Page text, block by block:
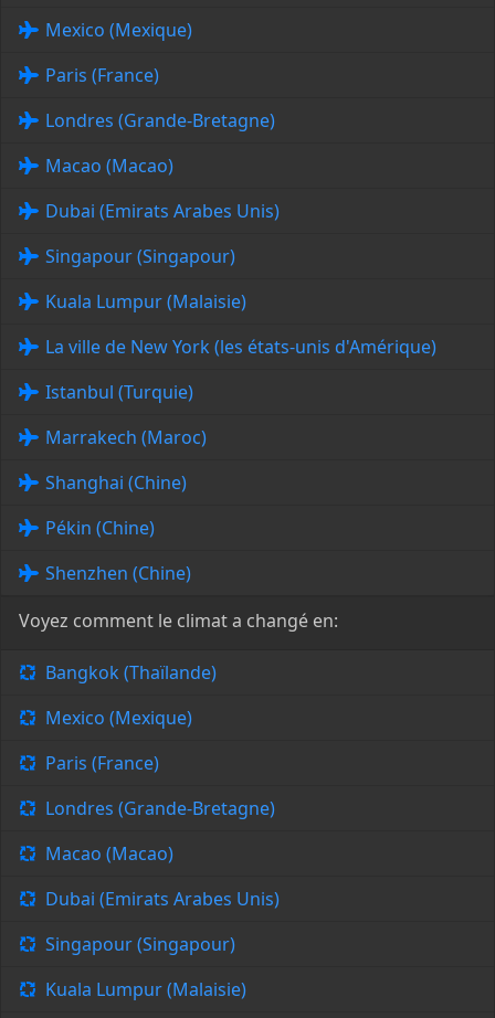
Mexico (Mexique)
Paris (France)
Londres (Grande-Bretagne)
Macao (Macao)
Dubai (Emirats Arabes Unis)
Singapour (Singapour)
Kuala Lumpur (Malaisie)
La ville de New York (les états-unis d'Amérique)
Istanbul (Turquie)
Marrakech (Maroc)
Shanghai (Chine)
Pékin (Chine)
Shenzhen (Chine)
Voyez comment le climat a changé en:
Bangkok (Thaïlande)
Mexico (Mexique)
Paris (France)
Londres (Grande-Bretagne)
Macao (Macao)
Dubai (Emirats Arabes Unis)
Singapour (Singapour)
Kuala Lumpur (Malaisie)